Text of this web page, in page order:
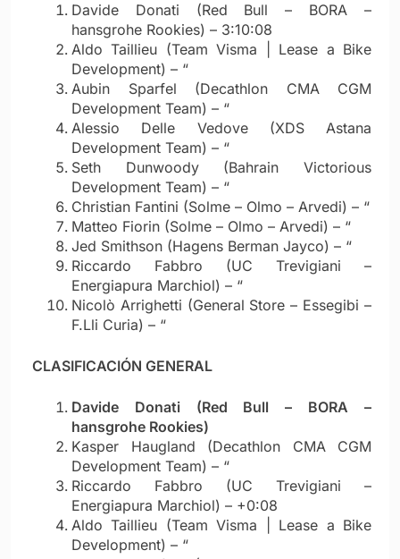
Davide Donati (Red Bull – BORA –
hansgrohe Rookies) – 3:10:08
Aldo Taillieu (Team Visma | Lease a Bike
Development) – “
Aubin Sparfel (Decathlon CMA CGM
Development Team) – “
Alessio Delle Vedove (XDS Astana
Development Team) – “
Seth Dunwoody (Bahrain Victorious
Development Team) – “
Christian Fantini (Solme – Olmo – Arvedi) – “
Matteo Fiorin (Solme – Olmo – Arvedi) – “
Jed Smithson (Hagens Berman Jayco) – “
Riccardo Fabbro (UC Trevigiani –
Energiapura Marchiol) – “
Nicolò Arrighetti (General Store – Essegibi –
F.Lli Curia) – “
CLASIFICACIÓN GENERAL
Davide Donati (Red Bull – BORA –
hansgrohe Rookies)
Kasper Haugland (Decathlon CMA CGM
Development Team) – “
Riccardo Fabbro (UC Trevigiani –
Energiapura Marchiol) – +0:08
Aldo Taillieu (Team Visma | Lease a Bike
Development) – “